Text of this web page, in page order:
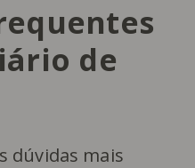
de
dúvidas mais